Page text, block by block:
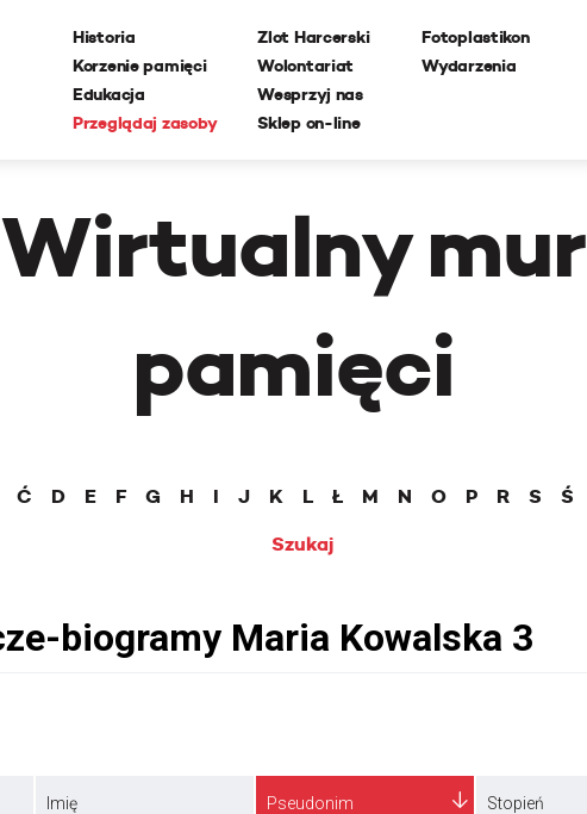
Historia
Korzenie pamięci
Edukacja
Przeglądaj zasoby
Zlot Harcerski
Wolontariat
Wesprzyj nas
Sklep on-line
Fotoplastikon
Wydarzenia
Wirtualny mur
pamięci
Ć D E F G H I J K L Ł M N O P R S Ś
Szukaj
Imię Pseudonim Stopień